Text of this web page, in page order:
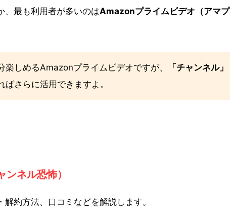
、最も利用者が多いのはAmazonプライムビデオ（アマプ
楽しめるAmazonプライムビデオですが、
「チャンネル」
ばさらに活用できますよ。
ネル恐怖）
約方法、口コミなどを解説します。